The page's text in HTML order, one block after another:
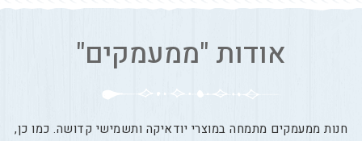
אודות "ממעמקים"
חנות ממעמקים מתמחה במוצרי יודאיקה ותשמישי קדושה. כמו כן,